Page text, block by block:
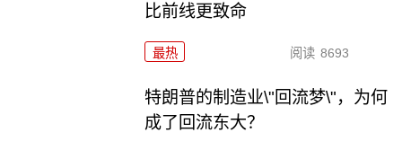
比前线更致命
最热 阅读 8693
特朗普的制造业\"回流梦\"，为何
成了回流东大？